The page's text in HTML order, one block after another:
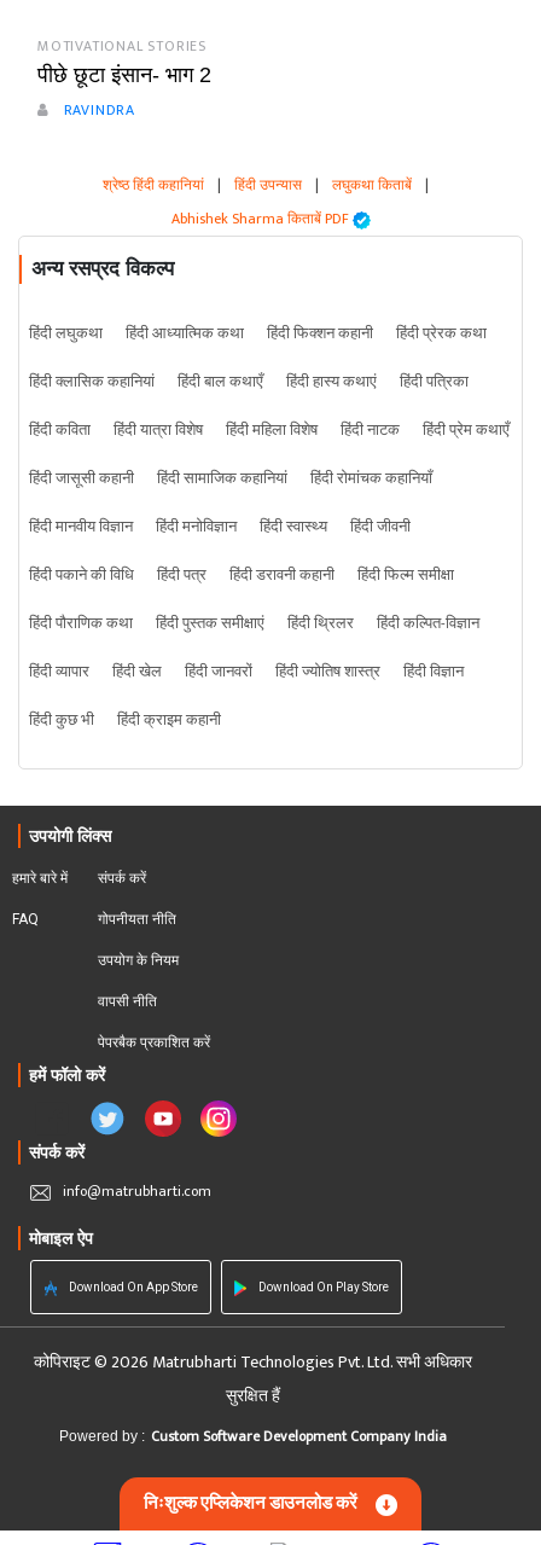
MOTIVATIONAL STORIES
पीछे छूटा इंसान- भाग 2
RAVINDRA
श्रेष्ठ हिंदी कहानियां | हिंदी उपन्यास | लघुकथा किताबें |
Abhishek Sharma किताबें PDF
अन्य रसप्रद विकल्प
हिंदी लघुकथा हिंदी आध्यात्मिक कथा हिंदी फिक्शन कहानी
हिंदी प्रेरक कथा
हिंदी क्लासिक कहानियां
हिंदी बाल कथाएँ हिंदी हास्य कथाएं
हिंदी पत्रिका
हिंदी कविता
हिंदी यात्रा विशेष हिंदी महिला विशेष हिंदी नाटक
हिंदी प्रेम कथाएँ
हिंदी जासूसी कहानी
हिंदी सामाजिक कहानियां
हिंदी रोमांचक कहानियाँ
हिंदी मानवीय विज्ञान
हिंदी मनोविज्ञान हिंदी स्वास्थ्य
हिंदी जीवनी
हिंदी पकाने की विधि
हिंदी पत्र हिंदी डरावनी कहानी
हिंदी फिल्म समीक्षा
हिंदी पौराणिक कथा
हिंदी पुस्तक समीक्षाएं हिंदी थ्रिलर
हिंदी कल्पित-विज्ञान
हिंदी व्यापार
हिंदी खेल हिंदी जानवरों हिंदी ज्योतिष शास्त्र
हिंदी विज्ञान
हिंदी कुछ भी
हिंदी क्राइम कहानी
उपयोगी लिंक्स
हमारे बारे में
FAQ
संपर्क करें
गोपनीयता नीति
उपयोग के नियम
वापसी नीति
पेपरबैक प्रकाशित करें
हमें फॉलो करें
संपर्क करें
info@matrubharti.com
मोबाइल ऐप
Download On App Store Download On Play Store
कोपिराइट © 2026 Matrubharti Technologies Pvt. Ltd. सभी अधिकार
सुरक्षित हैं
Powered by : Custom Software Development Company India
निःशुल्क एप्लिकेशन डाउनलोड करें